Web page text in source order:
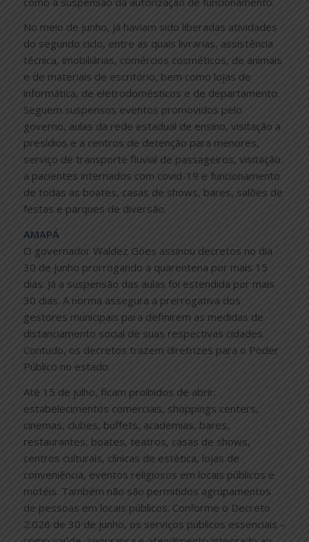
No meio de junho, já haviam sido liberadas atividades
do segundo ciclo, entre as quais livrarias, assistência
técnica, imobiliárias, comércios cosméticos, de animais
e de materiais de escritório, bem como lojas de
informática, de eletrodomésticos e de departamento.
Seguem suspensos eventos promovidos pelo
governo, aulas da rede estadual de ensino, visitação a
presídios e a centros de detenção para menores,
serviço de transporte fluvial de passageiros, visitação
a pacientes internados com covid-19 e funcionamento
de todas as boates, casas de shows, bares, salões de
festas e parques de diversão.
AMAPÁ
O governador Waldez Góes assinou decretos no dia
30 de junho prorrogando a quarentena por mais 15
dias. Já a suspensão das aulas foi estendida por mais
30 dias. A norma assegura a prerrogativa dos
gestores municipais para definirem as medidas de
distanciamento social de suas respectivas cidades.
Contudo, os decretos trazem diretrizes para o Poder
Público no estado.
Até 15 de julho, ficam proibidos de abrir:
estabelecimentos comerciais, shoppings centers,
cinemas, clubes, buffets, academias, bares,
restaurantes, boates, teatros, casas de shows,
centros culturais, clínicas de estética, lojas de
conveniência, eventos religiosos em locais públicos e
motéis. Também não são permitidos agrupamentos
de pessoas em locais públicos. Conforme o Decreto
2.026 de 30 de junho, os serviços públicos essenciais –